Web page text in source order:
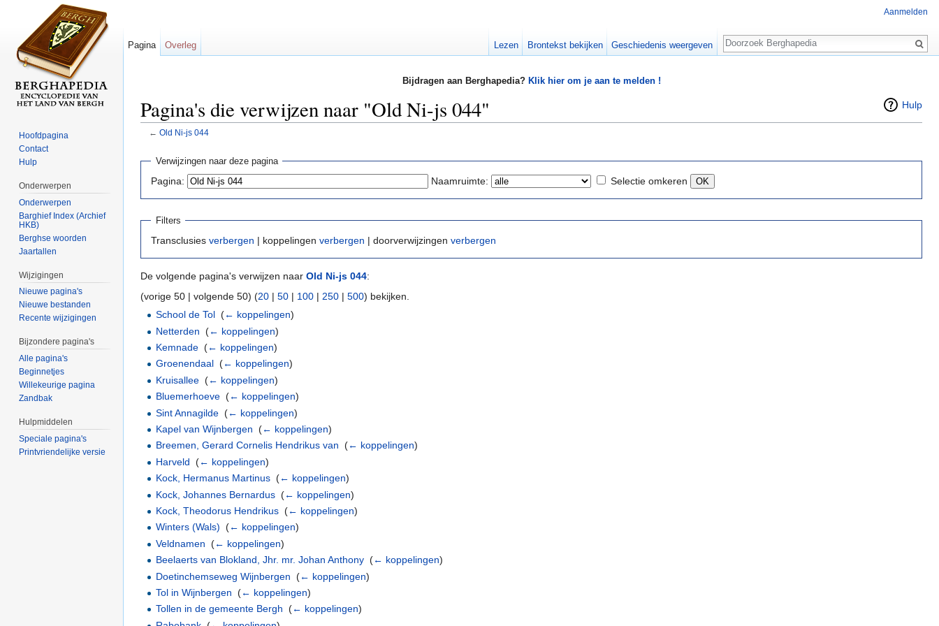
Bijdragen aan Berghapedia? Klik hier om je aan te melden !
Hulp
Pagina's die verwijzen naar "Old Ni-js 044"
← Old Ni-js 044
Verwijzingen naar deze pagina
Pagina: Naamruimte: Selectie omkeren
Filters
Transclusies verbergen | koppelingen verbergen | doorverwijzingen verbergen
De volgende pagina's verwijzen naar Old Ni-js 044:
(vorige 50 | volgende 50) (20 | 50 | 100 | 250 | 500) bekijken.
School de Tol ‎(← koppelingen)
Netterden ‎(← koppelingen)
Kemnade ‎(← koppelingen)
Groenendaal ‎(← koppelingen)
Kruisallee ‎(← koppelingen)
Bluemerhoeve ‎(← koppelingen)
Sint Annagilde ‎(← koppelingen)
Kapel van Wijnbergen ‎(← koppelingen)
Breemen, Gerard Cornelis Hendrikus van ‎(← koppelingen)
Harveld ‎(← koppelingen)
Kock, Hermanus Martinus ‎(← koppelingen)
Kock, Johannes Bernardus ‎(← koppelingen)
Kock, Theodorus Hendrikus ‎(← koppelingen)
Winters (Wals) ‎(← koppelingen)
Veldnamen ‎(← koppelingen)
Beelaerts van Blokland, Jhr. mr. Johan Anthony ‎(← koppelingen)
Doetinchemseweg Wijnbergen ‎(← koppelingen)
Tol in Wijnbergen ‎(← koppelingen)
Tollen in de gemeente Bergh ‎(← koppelingen)
Aanmelden
Pagina Overleg Lezen Brontekst bekijken Geschiedenis weergeven
Zoeken
Hoofdpagina
Contact
Hulp
Onderwerpen
Onderwerpen
Barghief Index (Archief
HKB)
Berghse woorden
Jaartallen
Wijzigingen
Nieuwe pagina's
Nieuwe bestanden
Recente wijzigingen
Bijzondere pagina's
Alle pagina's
Beginnetjes
Willekeurige pagina
Zandbak
Hulpmiddelen
Speciale pagina's
Printvriendelijke versie